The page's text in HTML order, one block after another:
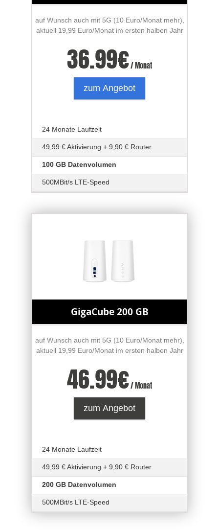
auf Wunsch auch mit 5G (10 Euro/Monat mehr),
aktuell 19,99 Euro/Monat im ersten halben Jahr
36.99€/ Monat
zum Angebot
24 Monate Laufzeit
49,99 € Aktivierung + 9,90 € Router
100 GB Datenvolumen
500MBit/s LTE-Speed
GigaCube 200 GB
auf Wunsch auch mit 5G (10 Euro/Monat mehr),
aktuell 19,99 Euro/Monat im ersten halben Jahr
46.99€/ Monat
zum Angebot
24 Monate Laufzeit
49,99 € Aktivierung + 9,90 € Router
200 GB Datenvolumen
500MBit/s LTE-Speed